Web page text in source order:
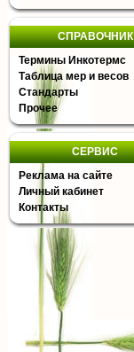
СПРАВОЧНИК
Термины Инкотермс
Таблица мер и весов
Стандарты
Прочее
СЕРВИС
Реклама на сайте
Личный кабинет
Контакты